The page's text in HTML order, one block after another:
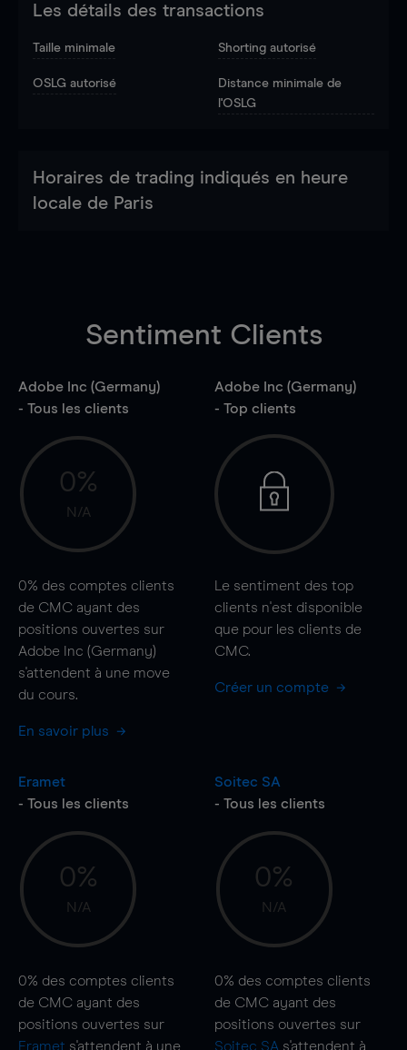
Les détails des transactions
Taille minimale Shorting autorisé
OSLG autorisé
Distance minimale de
l'OSLG
Horaires de trading indiqués en heure
locale de Paris
Sentiment Clients
Adobe Inc (Germany)
- Tous les clients
0%
N/A
0% des comptes clients
de CMC ayant des
positions ouvertes sur
Adobe Inc (Germany)
s'attendent à une move
du cours.
En savoir plus
Adobe Inc (Germany)
- Top clients
Le sentiment des top
clients n'est disponible
que pour les clients de
CMC.
Créer un compte
Eramet
- Tous les clients
0%
N/A
0% des comptes clients
de CMC ayant des
positions ouvertes sur
Eramet s'attendent à une
Soitec SA
- Tous les clients
0%
N/A
0% des comptes clients
de CMC ayant des
positions ouvertes sur
Soitec SA s'attendent à